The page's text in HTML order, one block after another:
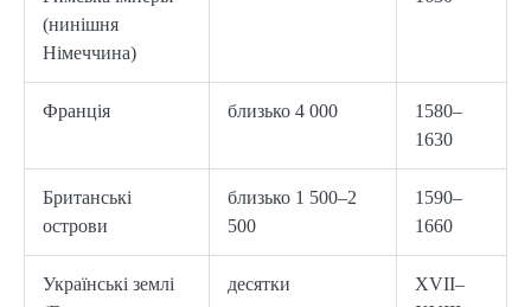
(нинішня
Німеччина)
Франція близько 4 000
1580–
1630
Британські
острови
близько 1 500–2
500
1590–
1660
Українські землі
десятки
XVII–